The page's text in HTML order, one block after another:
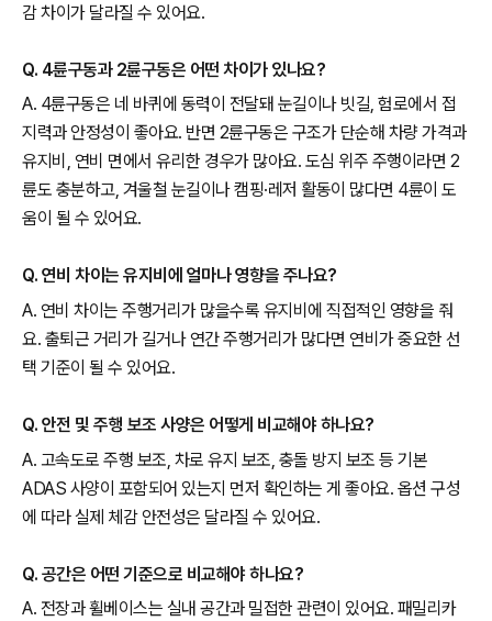
감 차이가 달라질 수 있어요.
Q. 4륜구동과 2륜구동은 어떤 차이가 있나요?
A. 4륜구동은 네 바퀴에 동력이 전달돼 눈길이나 빗길, 험로에서 접
지력과 안정성이 좋아요. 반면 2륜구동은 구조가 단순해 차량 가격과
유지비, 연비 면에서 유리한 경우가 많아요. 도심 위주 주행이라면 2
륜도 충분하고, 겨울철 눈길이나 캠핑·레저 활동이 많다면 4륜이 도
움이 될 수 있어요.
Q. 연비 차이는 유지비에 얼마나 영향을 주나요?
A. 연비 차이는 주행거리가 많을수록 유지비에 직접적인 영향을 줘
요. 출퇴근 거리가 길거나 연간 주행거리가 많다면 연비가 중요한 선
택 기준이 될 수 있어요.
Q. 안전 및 주행 보조 사양은 어떻게 비교해야 하나요?
A. 고속도로 주행 보조, 차로 유지 보조, 충돌 방지 보조 등 기본
ADAS 사양이 포함되어 있는지 먼저 확인하는 게 좋아요. 옵션 구성
에 따라 실제 체감 안전성은 달라질 수 있어요.
Q. 공간은 어떤 기준으로 비교해야 하나요?
A. 전장과 휠베이스는 실내 공간과 밀접한 관련이 있어요. 패밀리카